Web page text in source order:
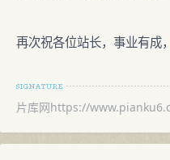
再次祝各位站长，事业有成
片库网https://